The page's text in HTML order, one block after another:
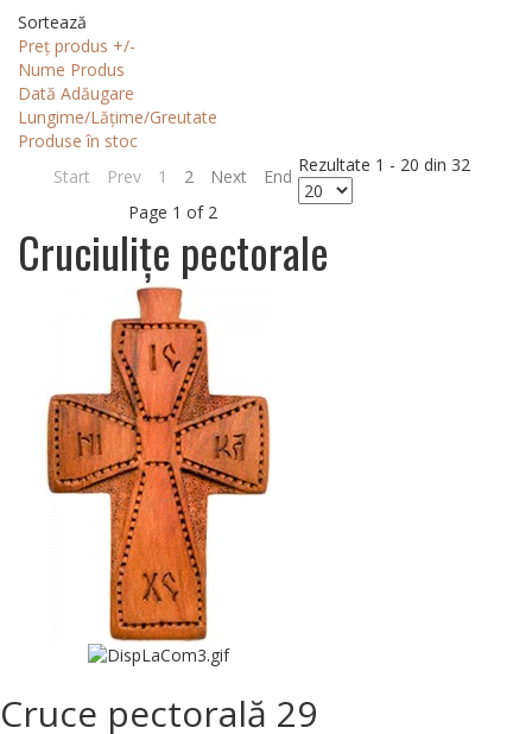
Sortează
Preț produs +/-
Nume Produs
Dată Adăugare
Lungime/Lățime/Greutate
Produse în stoc
Start
Prev 1 2 Next
End
Page 1 of 2
Rezultate 1 - 20 din 32
Cruciulițe pectorale
Cruce pectorală 29